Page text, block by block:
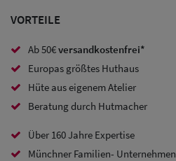
Caps
Sale:
Trucker
Caps
VORTEILE
Ab 50€versandkostenfrei*
Europas größtes Huthaus
Hüte aus eigenem Atelier
Beratung durch Hutmacher
Über 160 Jahre Expertise
Münchner Familien- Unternehmen